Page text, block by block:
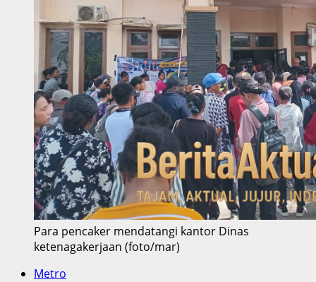
Para pencaker mendatangi kantor Dinas
ketenagakerjaan (foto/mar)
Metro